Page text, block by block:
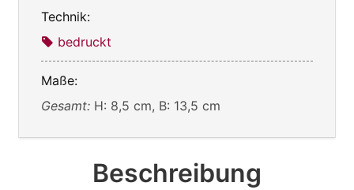
Technik:
bedruckt
Maße:
Gesamt: H: 8,5 cm, B: 13,5 cm
Beschreibung